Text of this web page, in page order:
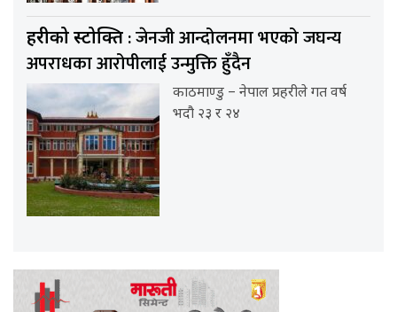
प्रहरीको प्रस्टोक्ति : जेनजी आन्दोलनमा भएको जघन्य
अपराधका आरोपीलाई उन्मुक्ति हुँदैन
काठमाण्डु – नेपाल प्रहरीले गत वर्ष
भदौ २३ र २४